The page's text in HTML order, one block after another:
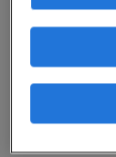
descriptif
Sous la
française